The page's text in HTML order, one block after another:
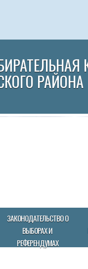
РАЙОНА
ЗАКОНОДАТЕЛЬСТВО О
ВЫБОРАХ И
РЕФЕРЕНДУМАХ